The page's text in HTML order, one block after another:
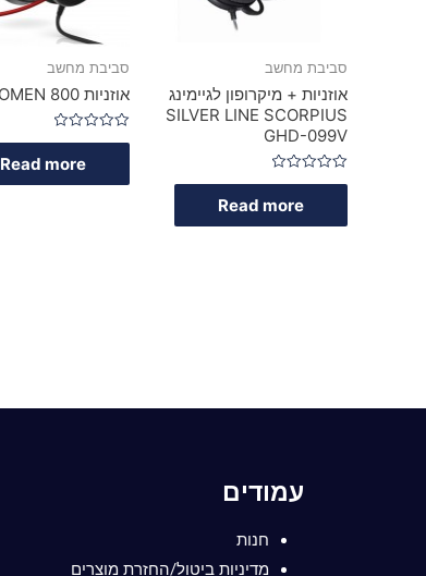
סביבת מחשב
אוזניות + מיקרופון לגיימינג
SILVER LINE SCORPIUS
GHD-099V
Rated
Read more
סביבת מחשב
אוזניות HP OMEN 800
Rated
Read more
עמודים
חנות
מדיניות ביטול/החזרת מוצרים